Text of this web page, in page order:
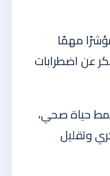
مهمًا
عن اضطرابات
نمط حياة صحي،
وتقليل